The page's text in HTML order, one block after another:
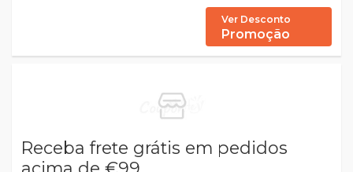
Ver Desconto
Promoção
Receba frete grátis em pedidos